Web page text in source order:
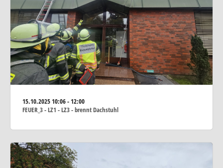
15.10.202510:06 - 12:00
FEUER_3 - LZ1 - LZ3 - brennt Dachstuhl